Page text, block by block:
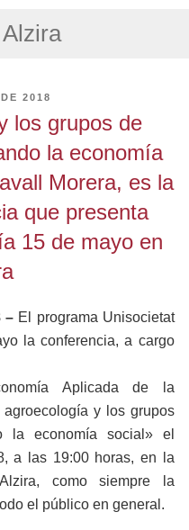
2018
los grupos de
la economía
Morera, es la
que presenta
15 de mayo en
– El programa Unisocietat
la conferencia, a cargo
Aplicada de la
y los grupos
la economía social» el
a las 19:00 horas, en la
como siempre la
el público en general.